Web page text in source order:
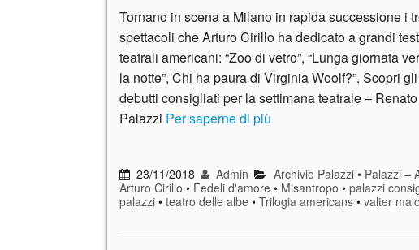
Tornano in scena a Milano in rapida successione i
spettacoli che Arturo Cirillo ha dedicato a grandi
teatrali americani: “Zoo di vetro”, “Lunga giornata
la notte”, Chi ha paura di Virginia Woolf?”. Scopri
debutti consigliati per la settimana teatrale – Renato
Palazzi Per saperne di più
23/11/2018 Admin Archivio Palazzi• Palazzi –
Arturo Cirillo • Fedeli d'amore • Misantropo • palazzi
palazzi • teatro delle albe • Trilogia americans • valter